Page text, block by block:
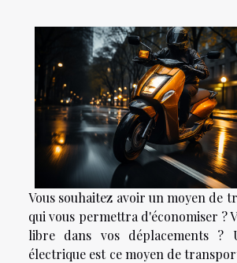
Vous souhaitez avoir un moyen de
qui vous permettra d'économiser ?
libre dans vos déplacements ?
électrique est ce moyen de